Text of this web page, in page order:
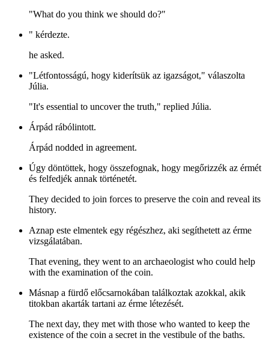
"What do you think we should do?"
" kérdezte.
he asked.
"Létfontosságú, hogy kiderítsük az igazságot," válaszolta
Júlia.
"It's essential to uncover the truth," replied Júlia.
Árpád rábólintott.
Árpád nodded in agreement.
Úgy döntöttek, hogy összefognak, hogy megőrizzék az érmét
és felfedjék annak történetét.
They decided to join forces to preserve the coin and reveal its
history.
Aznap este elmentek egy régészhez, aki segíthetett az érme
vizsgálatában.
That evening, they went to an archaeologist who could help
with the examination of the coin.
Másnap a fürdő előcsarnokában találkoztak azokkal, akik
titokban akarták tartani az érme létezését.
The next day, they met with those who wanted to keep the
existence of the coin a secret in the vestibule of the baths.